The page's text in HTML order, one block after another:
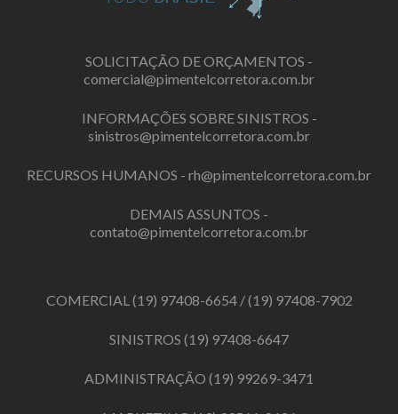
SOLICITAÇÃO DE ORÇAMENTOS -
comercial@pimentelcorretora.com.br
INFORMAÇÕES SOBRE SINISTROS -
sinistros@pimentelcorretora.com.br
RECURSOS HUMANOS - rh@pimentelcorretora.com.br
DEMAIS ASSUNTOS -
contato@pimentelcorretora.com.br
COMERCIAL (19) 97408-6654/(19) 97408-7902
SINISTROS (19) 97408-6647
ADMINISTRAÇÃO (19) 99269-3471